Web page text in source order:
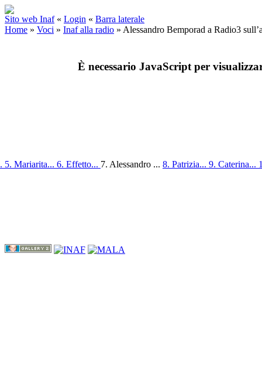
Sito web Inaf « Login « Barra laterale
Home » Voci » Inaf alla radio » Alessandro Bemporad a Radio3
È necessario JavaScript per
5. Mariarita... 6. Effetto... 7. Alessandro ... 8. Patrizia... 9. Caterina...